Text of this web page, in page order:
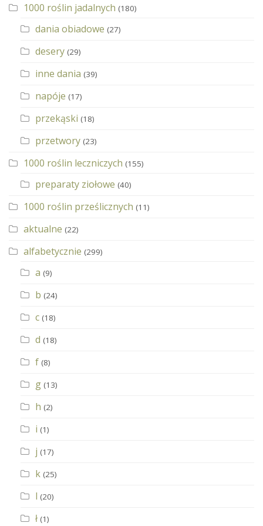
1000 roślin jadalnych (180)
dania obiadowe (27)
desery (29)
inne dania (39)
napóje (17)
przekąski (18)
przetwory (23)
1000 roślin leczniczych (155)
preparaty ziołowe (40)
1000 roślin prześlicznych (11)
aktualne (22)
alfabetycznie (299)
a (9)
b (24)
c (18)
d (18)
f (8)
g (13)
h (2)
i (1)
j (17)
k (25)
l (20)
ł (1)